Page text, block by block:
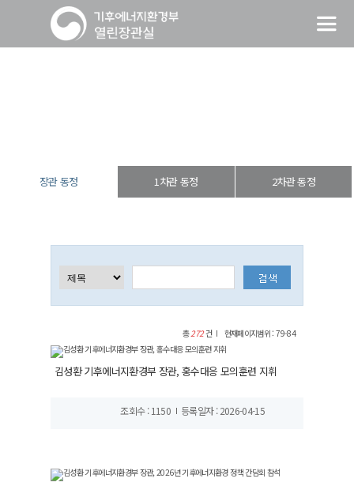
장관 동정 1차관 동정 2차관 동정
총272건 현재페이지범위 : 79-84
김성환 기후에너지환경부 장관, 홍수대응 모의훈련 지휘
조회수 : 1150 등록일자 : 2026-04-15